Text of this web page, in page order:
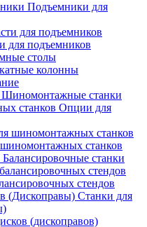
Подъемники для
для подъемников
столы
колонны
Шиномонтажные станки
Опции для
шиномонтажных станков
Балансировочные станки
стендов
Станки для